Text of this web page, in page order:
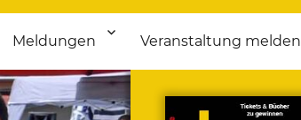
Theater bis Flohmarkt.
Meldungen Veranstaltung melden